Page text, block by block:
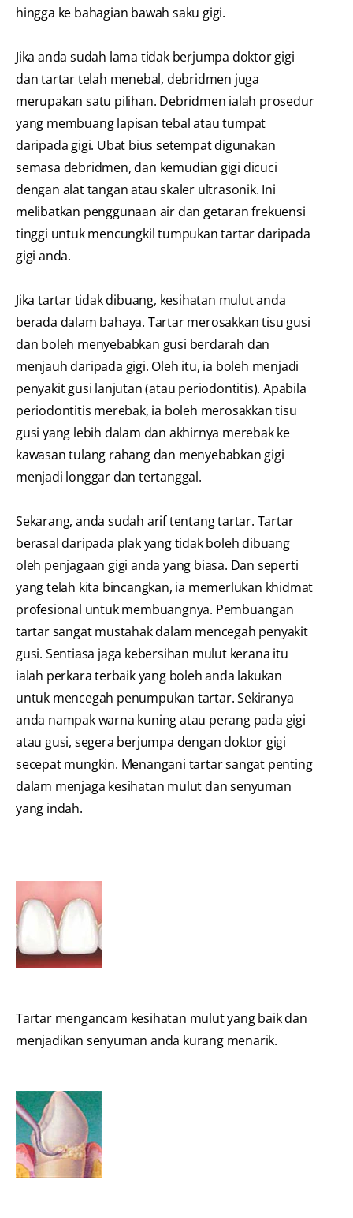
hingga ke bahagian bawah saku gigi.
Jika anda sudah lama tidak berjumpa doktor gigi
dan tartar telah menebal, debridmen juga
merupakan satu pilihan. Debridmen ialah prosedur
yang membuang lapisan tebal atau tumpat
daripada gigi. Ubat bius setempat digunakan
semasa debridmen, dan kemudian gigi dicuci
dengan alat tangan atau skaler ultrasonik. Ini
melibatkan penggunaan air dan getaran frekuensi
tinggi untuk mencungkil tumpukan tartar daripada
gigi anda.
Jika tartar tidak dibuang, kesihatan mulut anda
berada dalam bahaya. Tartar merosakkan tisu gusi
dan boleh menyebabkan gusi berdarah dan
menjauh daripada gigi. Oleh itu, ia boleh menjadi
penyakit gusi lanjutan (atau periodontitis). Apabila
periodontitis merebak, ia boleh merosakkan tisu
gusi yang lebih dalam dan akhirnya merebak ke
kawasan tulang rahang dan menyebabkan gigi
menjadi longgar dan tertanggal.
Sekarang, anda sudah arif tentang tartar. Tartar
berasal daripada plak yang tidak boleh dibuang
oleh penjagaan gigi anda yang biasa. Dan seperti
yang telah kita bincangkan, ia memerlukan khidmat
profesional untuk membuangnya. Pembuangan
tartar sangat mustahak dalam mencegah penyakit
gusi. Sentiasa jaga kebersihan mulut kerana itu
ialah perkara terbaik yang boleh anda lakukan
untuk mencegah penumpukan tartar. Sekiranya
anda nampak warna kuning atau perang pada gigi
atau gusi, segera berjumpa dengan doktor gigi
secepat mungkin. Menangani tartar sangat penting
dalam menjaga kesihatan mulut dan senyuman
yang indah.
Tartar mengancam kesihatan mulut yang baik dan
menjadikan senyuman anda kurang menarik.